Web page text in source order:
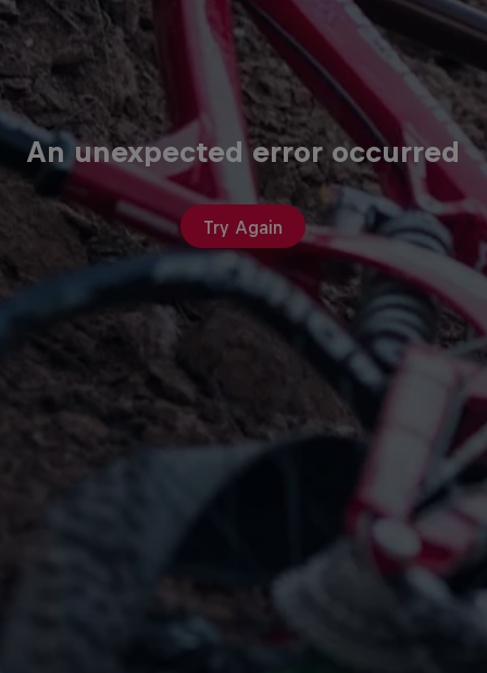
An unexpected error occurred
Try Again